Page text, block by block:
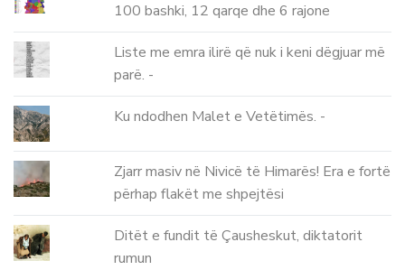
100 bashki, 12 qarqe dhe 6 rajone
Liste me emra ilirë që nuk i keni dëgjuar më
parë. -
Ku ndodhen Malet e Vetëtimës. -
Zjarr masiv në Nivicë të Himarës! Era e fortë
përhap flakët me shpejtësi
Ditët e fundit të Çausheskut, diktatorit
rumun